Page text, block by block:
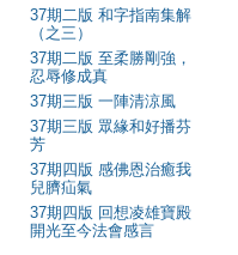
37期二版 和字指南集解
（之三）
37期二版 至柔勝剛強，
忍辱修成真
37期三版 一陣清涼風
37期三版 眾緣和好播芬
芳
37期四版 感佛恩治癒我
兒臍疝氣
37期四版 回想凌雄寶殿
開光至今法會感言